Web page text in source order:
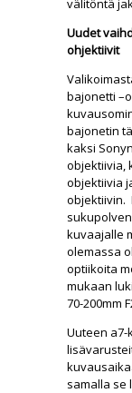
välitöntä
Uudet
ohjektiivit
bajonetti
bajonetin
kaksi
objektiivia,
objektiivia
objektiivin.
kuvaajalle
olemassa
optiikoita
mukaan
70-200mm
Uuteen
samalla se